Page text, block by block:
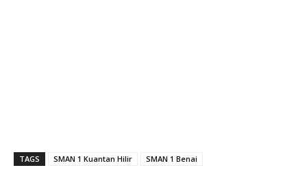
TAGS SMAN 1 Kuantan Hilir
SMAN 1 Benai